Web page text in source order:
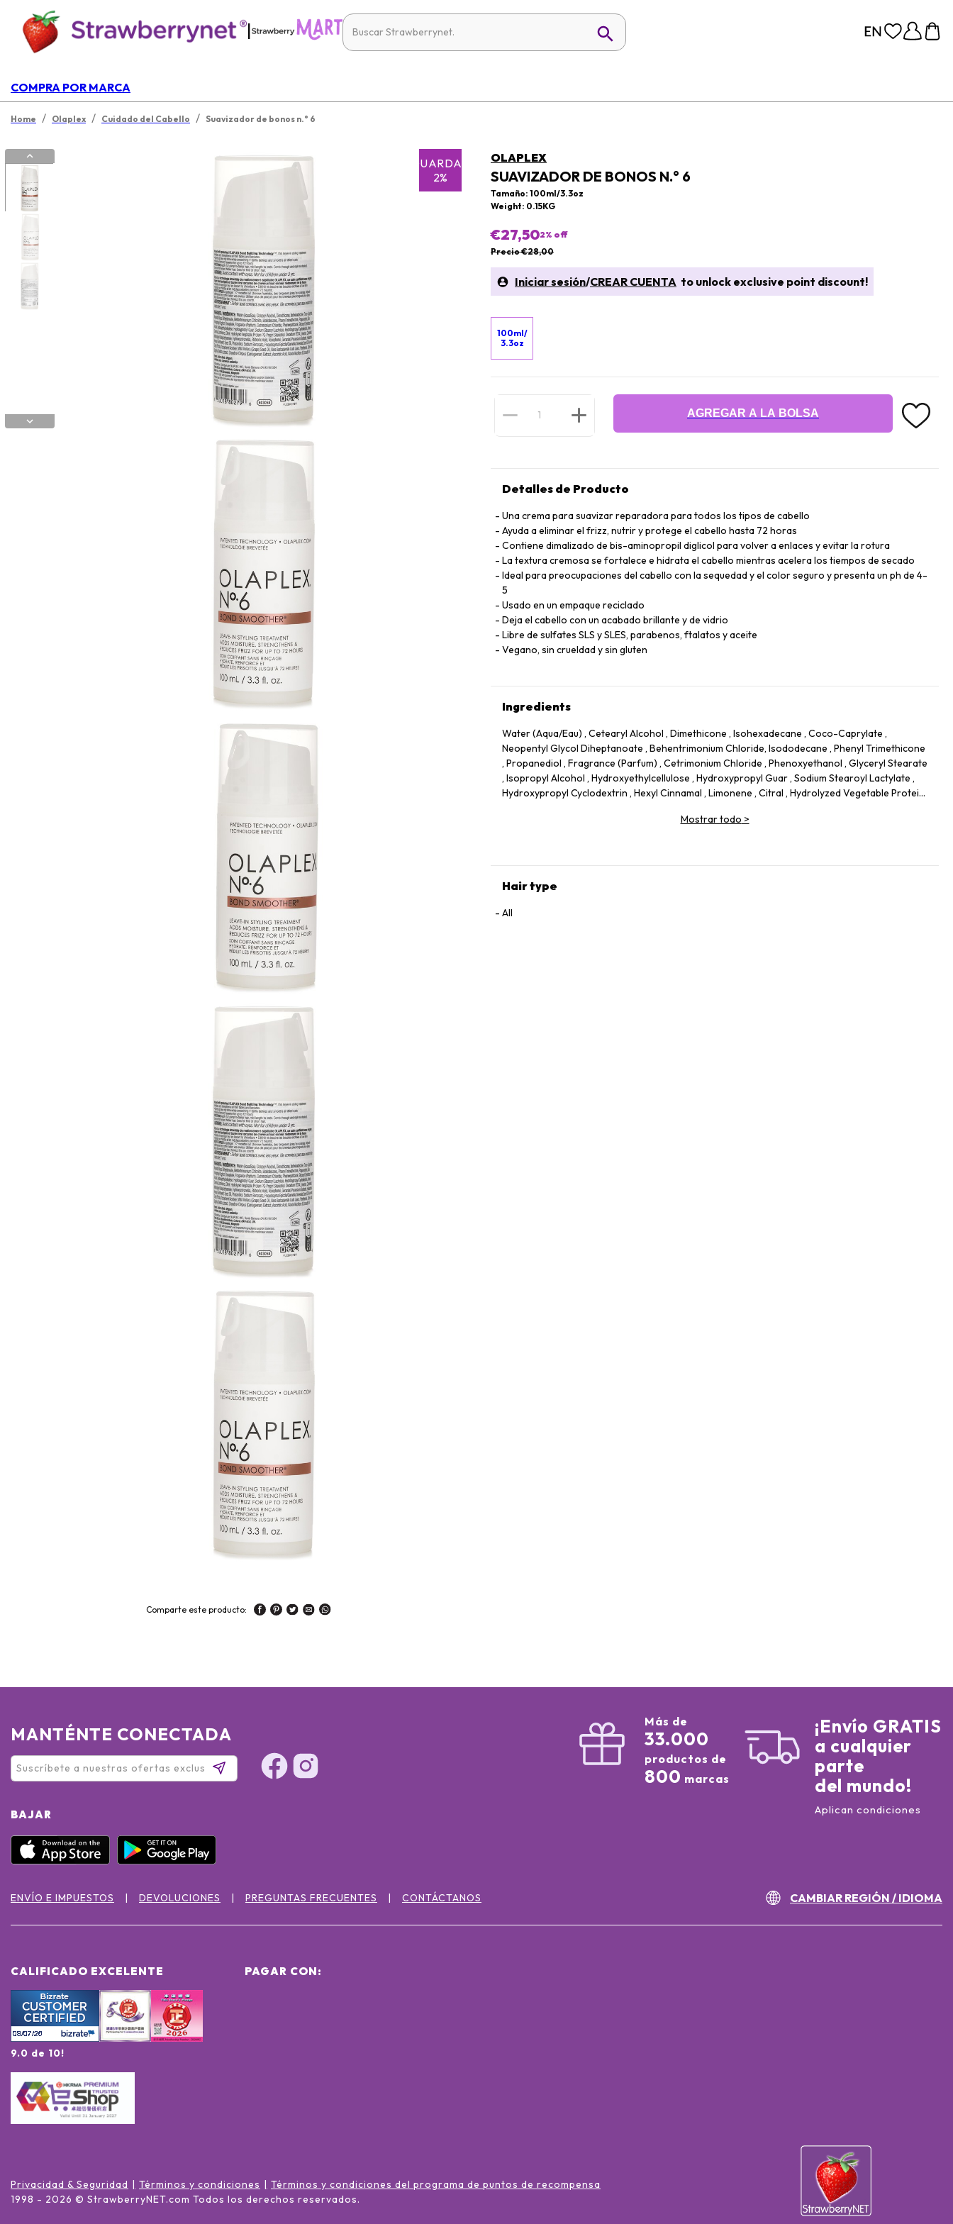
|
COMPRA POR MARCA
Home / Olaplex / Cuidado del Cabello / Suavizador de bonos n.° 6
GUARDAR
2%
Comparte este producto:
OLAPLEX
SUAVIZADOR DE BONOS N.° 6
Tamaño: 100ml/3.3oz
Weight: 0.15KG
€27,502% off
Precio €28,00
Iniciar sesión/CREAR CUENTA to unlock exclusive point discount!
100ml/
3.3oz
AGREGAR A LA BOLSA
Detalles de Producto
Una crema para suavizar reparadora para todos los tipos de cabello
Ayuda a eliminar el frizz, nutrir y protege el cabello hasta 72 horas
Contiene dimalizado de bis-aminopropil diglicol para volver a enlaces y evitar la rotura
La textura cremosa se fortalece e hidrata el cabello mientras acelera los tiempos de secado
Ideal para preocupaciones del cabello con la sequedad y el color seguro y presenta un ph de 4-
5
Usado en un empaque reciclado
Deja el cabello con un acabado brillante y de vidrio
Libre de sulfates SLS y SLES, parabenos, ftalatos y aceite
Vegano, sin crueldad y sin gluten
Ingredients
Water (Aqua/Eau) , Cetearyl Alcohol , Dimethicone , Isohexadecane , Coco-Caprylate ,
Neopentyl Glycol Diheptanoate , Behentrimonium Chloride, Isododecane , Phenyl Trimethicone
, Propanediol , Fragrance (Parfum) , Cetrimonium Chloride , Phenoxyethanol , Glyceryl Stearate
, Isopropyl Alcohol , Hydroxyethylcellulose , Hydroxypropyl Guar , Sodium Stearoyl Lactylate ,
Hydroxypropyl Cyclodextrin , Hexyl Cinnamal , Limonene , Citral , Hydrolyzed Vegetable Protein
Gigartina Stellata Extract , Chondrus Crispus (Carrageenan) Extract , Hydroxycitronellal,
Aloe Barbadensis Leaf Juice, Panthenol, Bis-Aminopropyl Diglycol Dimaleate, Citric Acid,
Mostrar todo >
Hair type
All
MANTÉNTE CONECTADA
BAJAR
Más de
33.000
productos de
800 marcas
¡Envío GRATIS
a cualquier
parte
del mundo!
Aplican condiciones
ENVÍO E IMPUESTOS DEVOLUCIONES PREGUNTAS FRECUENTES CONTÁCTANOS CAMBIAR REGIÓN / IDIOMA
CALIFICADO EXCELENTE
9.0 de 10!
PAGAR CON:
Privacidad & Seguridad Términos y condiciones
Términos y condiciones del programa de puntos de recompensa
1998 - 2026 © StrawberryNET.com Todos los derechos reservados.